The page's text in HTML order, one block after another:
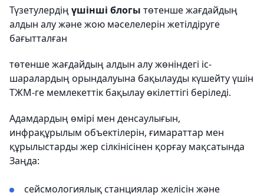
Түзетулердің үшінші блогы төтенше жағдайдың
алдын алу және жою мәселелерін жетілдіруге
бағытталған
төтенше жағдайдың алдын алу жөніндегі іс-
шаралардың орындалуына бақылауды күшейту үшін
ТЖМ-ге мемлекеттік бақылау өкілеттігі беріледі.
Адамдардың өмірі мен денсаулығын,
инфрақұрылым объектілерін, ғимараттар мен
құрылыстарды жер сілкінісінен қорғау мақсатында
Заңда:
сейсмологиялық станциялар желісін және